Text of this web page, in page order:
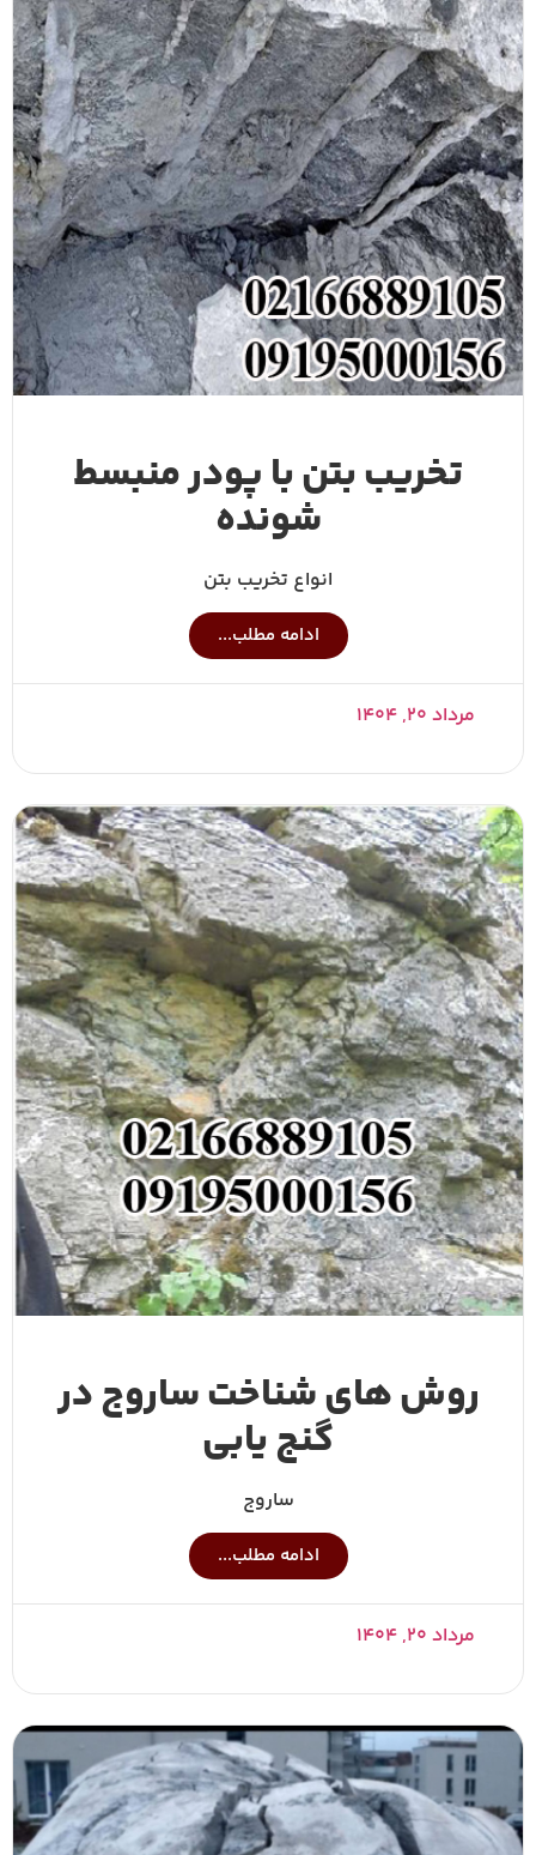
تخریب بتن با پودر منبسط
شونده
انواع تخریب بتن
ادامه مطلب...
مرداد ۲۰, ۱۴۰۴
روش های شناخت ساروج در
گنج یابی
ساروج
ادامه مطلب...
مرداد ۲۰, ۱۴۰۴